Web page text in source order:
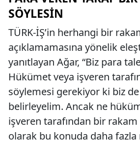
SÖYLESIN
TÜRK-İŞ’in herhangi bir
açıklamamasına yönelik
yanıtlayan Ağar, “Biz para
Hükümet veya işveren
söylemesi gerekiyor ki biz de
belirleyelim. Ancak ne
işveren tarafından bir rakam
olarak bu konuda daha fazla